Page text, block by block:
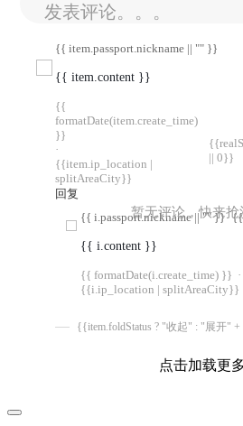
发表评论。。。
{{ item.passport.nickname || "" }}
{{ item.content }}
{{
formatDate(item.create_time)
}}
·
{{item.ip_location |
splitAreaCity}}
回复
|| 0}}
{{ i.passport.nickname || "" }} {{
{{ i.content }}
{{ formatDate(i.create_time) }} ·
{{i.ip_location | splitAreaCity}}
{{item.foldStatus ? "收起" : "展开" +
暂无评论，快来抢
点击加载更